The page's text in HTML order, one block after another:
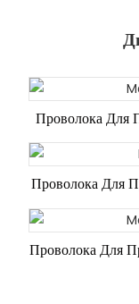
Проволока Для
Проволока Для
Проволока Для